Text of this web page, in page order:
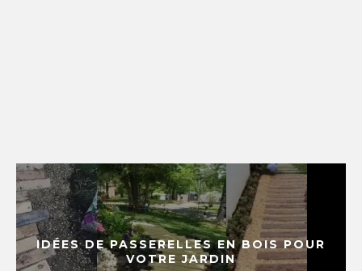
IDÉES DE PASSERELLES EN BOIS POUR
VOTRE JARDIN